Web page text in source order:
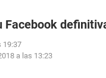
Facebook
19:37
a las 13:23